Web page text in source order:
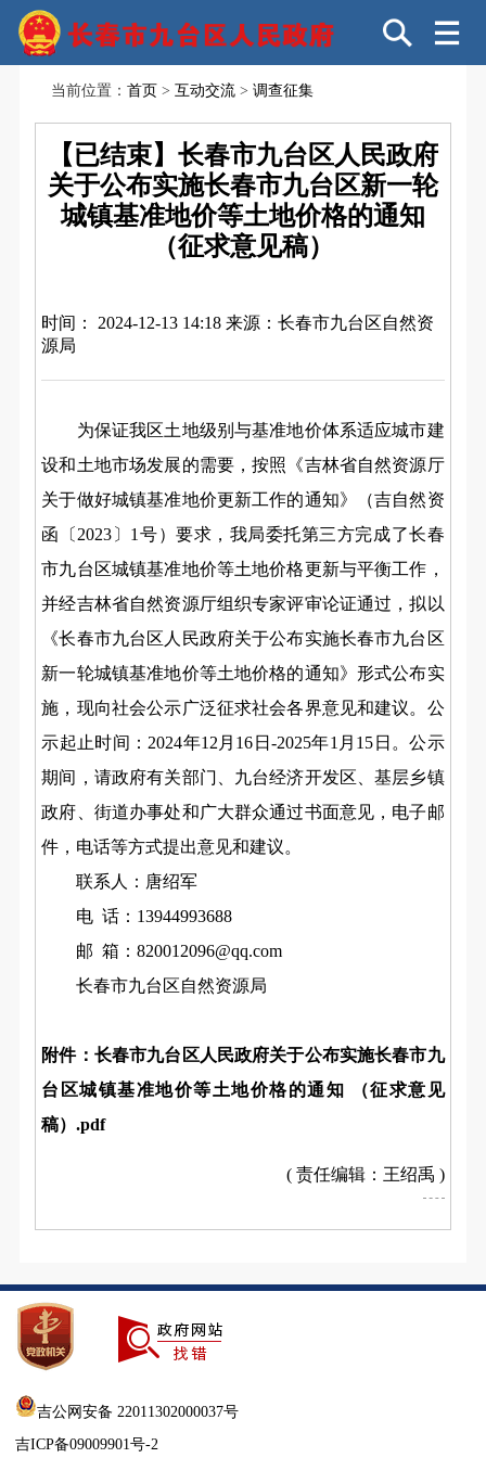
当前位置：首页 >互动交流 >调查征集
【已结束】长春市九台区人民政府
关于公布实施长春市九台区新一轮
城镇基准地价等土地价格的通知
（征求意见稿）
时间： 2024-12-13 14:18来源：长春市九台区自然资
源局
为保证我区土地级别与基准地价体系适应城市建
设和土地市场发展的需要，按照《吉林省自然资源厅
关于做好城镇基准地价更新工作的通知》（吉自然资
函〔2023〕1号）要求，我局委托第三方完成了长春
市九台区城镇基准地价等土地价格更新与平衡工作，
并经吉林省自然资源厅组织专家评审论证通过，拟以
《长春市九台区人民政府关于公布实施长春市九台区
新一轮城镇基准地价等土地价格的通知》形式公布实
施，现向社会公示广泛征求社会各界意见和建议。公
示起止时间：2024年12月16日-2025年1月15日。公示
期间，请政府有关部门、九台经济开发区、基层乡镇
政府、街道办事处和广大群众通过书面意见，电子邮
件，电话等方式提出意见和建议。
联系人：唐绍军
电 话：13944993688
邮 箱：820012096@qq.com
长春市九台区自然资源局
附件： 长春市九台区人民政府关于公布实施长春市九
台区城镇基准地价等土地价格的通知 （征求意见
稿）.pdf
( 责任编辑：王绍禹 )
吉公网安备 22011302000037号
吉ICP备09009901号-2